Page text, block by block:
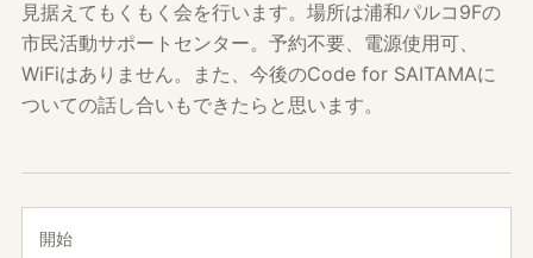
見据えてもくもく会を行います。場所は浦和パルコ9Fの
市民活動サポートセンター。予約不要、電源使用可、
WiFiはありません。また、今後のCode for SAITAMAに
ついての話し合いもできたらと思います。
開始